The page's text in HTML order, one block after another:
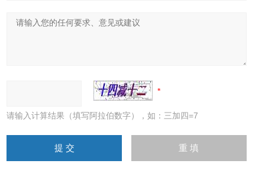
请输入计算结果（填写阿拉伯数字），如：三加四=7